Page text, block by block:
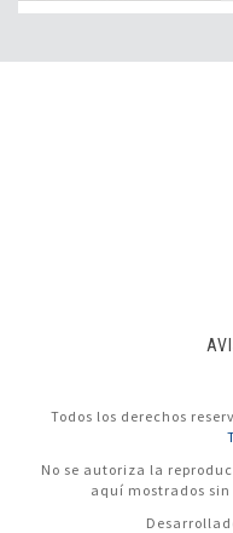
Todos los derechos
No se autoriza la
aquí mostrados